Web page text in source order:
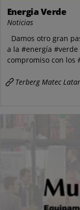
Energia Verde
Noticias
Damos otro gran
a la #energía
compromiso con los
Terberg Matec